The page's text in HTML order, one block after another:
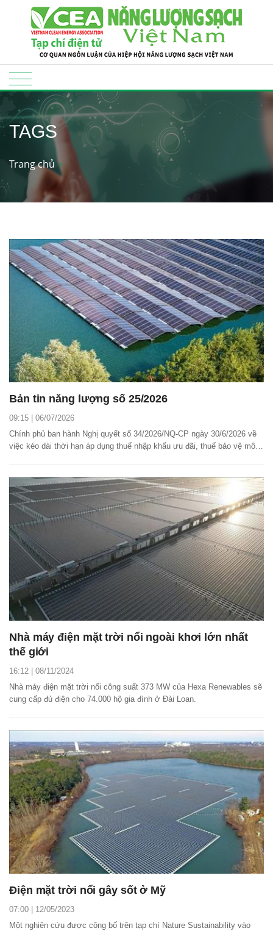
TAGS
Trang chủ
Bản tin năng lượng số 25/2026
09:15 | 06/07/2026
Chính phủ ban hành Nghị quyết số 34/2026/NQ-CP ngày 30/6/2026 về
việc kéo dài thời hạn áp dụng thuế nhập khẩu ưu đãi, thuế bảo vệ môi
Nhà máy điện mặt trời nổi ngoài khơi lớn nhất
thế giới
16:12 | 08/11/2024
Nhà máy điện mặt trời nổi công suất 373 MW của Hexa Renewables sẽ
cung cấp đủ điện cho 74.000 hộ gia đình ở Đài Loan.
Điện mặt trời nổi gây sốt ở Mỹ
07:00 | 12/05/2023
Một nghiên cứu được công bố trên tạp chí Nature Sustainability vào